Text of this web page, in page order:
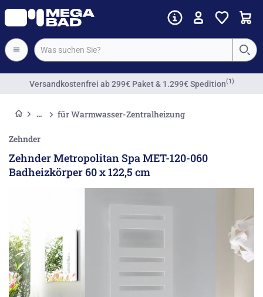
Versandkostenfrei ab 299€ Paket & 1.299€ Spedition(1)
für Warmwasser-Zentralheizung
Zehnder
Zehnder Metropolitan Spa MET-120-060
Badheizkörper 60 x 122,5 cm